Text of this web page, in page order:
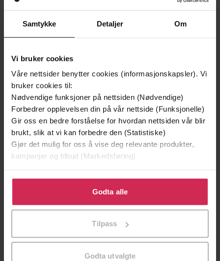
Samtykke Detaljer Om
Vi bruker cookies
Våre nettsider benytter cookies (informasjonskapsler). Vi
bruker cookies til:
Nødvendige funksjoner på nettsiden (Nødvendige)
Forbedrer opplevelsen din på vår nettside (Funksjonelle)
Gir oss en bedre forståelse for hvordan nettsiden vår blir
brukt, slik at vi kan forbedre den (Statistiske)
Gjør det mulig for oss å vise deg relevante produkter,
kampanjer og tilbud (Markedsføring)
Klikk på «Godta alle» for å gi oss ditt samtykke til å
bruke cookies for alle disse formålene. Du kan også
tilpasse ditt samtykke til spesifikke formål ved å klikke
Godta alle
Tilpass
Godta utvalgte
39,-
Kitty Summers
Annikki Øvergård
Forfattere Anne Oliver(forfatter),Melissa McClone
(forfatter)